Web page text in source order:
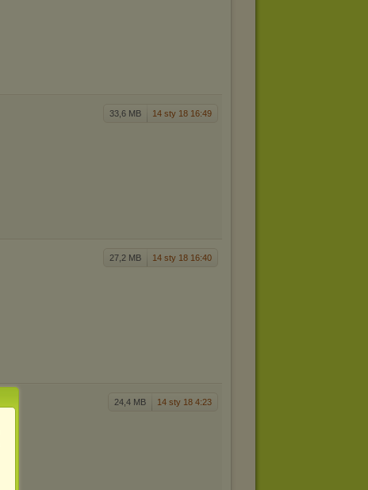
33,6 MB 14 sty 18 16:49
27,2 MB 14 sty 18 16:40
24,4 MB 14 sty 18 4:23